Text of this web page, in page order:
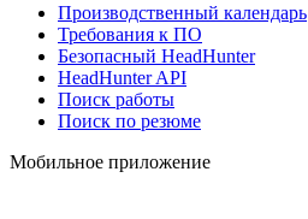
Производственный календарь
Требования к ПО
Безопасный HeadHunter
HeadHunter API
Поиск работы
Поиск по резюме
Мобильное приложение